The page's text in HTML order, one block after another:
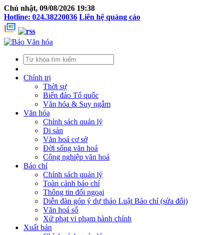
Chủ nhật, 09/08/2026 19:38
Hotline: 024.38220036 Liên hệ quảng cáo
Chính trị
Thời sự
Biển đảo Tổ quốc
Văn hóa & Suy ngẫm
Văn hóa
Chính sách quản lý
Di sản
Văn hoá cơ sở
Đời sống văn hoá
Công nghiệp văn hoá
Báo chí
Chính sách quản lý
Toàn cảnh báo chí
Thông tin đối ngoại
Diễn đàn góp ý dự thảo Luật Báo chí (sửa đổi)
Văn hoá số
Xử phạt vi phạm hành chính
Xuất bản